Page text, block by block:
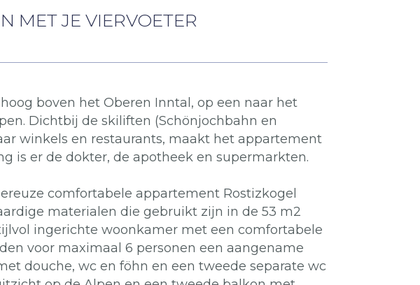
MET JE VIERVOETER
boven het Oberen Inntal, op een naar het
Dichtbij de skiliften (Schönjochbahn en
winkels en restaurants, maakt het appartement
is er de dokter, de apotheek en supermarkten.
comfortabele appartement Rostizkogel
materialen die gebruikt zijn in de 53 m2
ingerichte woonkamer met een comfortabele
voor maximaal 6 personen een aangename
douche, wc en föhn en een tweede separate wc